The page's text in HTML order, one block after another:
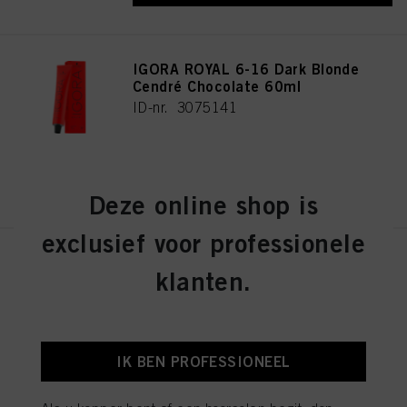
IGORA ROYAL 6-16 Dark Blonde
Cendré Chocolate 60ml
ID-nr. 3075141
IGORA ROYAL 8-19 Light
Blonde Cendré Violet 60ml
Deze online shop is
exclusief voor professionele
klanten.
IK BEN PROFESSIONEEL